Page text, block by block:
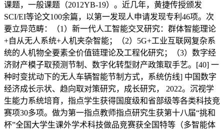
课题，一般课题（2012YB-19）。近几年，黄捷传授颁发
SCI/EI等论文100余篇，以第一发现人申请发现专利46项。次
要立异范畴：（1）新一代人工智能交叉研究：群体智能理论
+自从无人系统+人机夹杂智能；（2）5G+工业互联网复杂系
统的人机物全要素全价值链理论及工程化研究；（3）数字经
济财产模子取预测节制、数字化转型财产政策取手艺。[40] 一
种时变扰动下的无人车辆智能节制方式，系统仿线] 中国数字
经济成长示状、趋向取对策研究，成长研究， 2022。沉视学
生能力系统培育，指点学生获得国度级和省部级等各类科技竞
赛项30多项。做为第一指点教师指点研究生获第十八届“挑和
杯”全国大学生课外学术科技做品竞赛获全国特等（多智能体